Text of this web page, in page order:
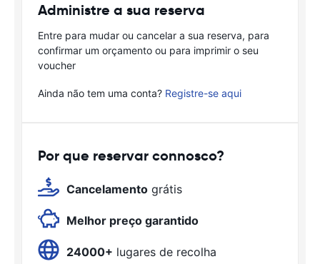
Administre a sua reserva
Entre para mudar ou cancelar a sua reserva, para
confirmar um orçamento ou para imprimir o seu
voucher
Ainda não tem uma conta? Registre-se aqui
Por que reservar connosco?
Cancelamento grátis
Melhor preço garantido
24000+ lugares de recolha